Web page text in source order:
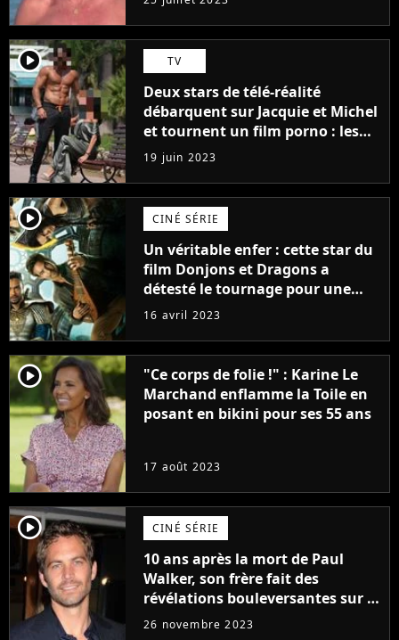
player2 TV
Deux stars de télé-réalité
débarquent sur Jacquie et Michel
et tournent un film porno : les
premières images du tournage
(exclu)
19 juin 2023
player2 CINÉ SÉRIE
Un véritable enfer : cette star du
film Donjons et Dragons a
détesté le tournage pour une
raison très spéciale
16 avril 2023
player2
"Ce corps de folie !" : Karine Le
Marchand enflamme la Toile en
posant en bikini pour ses 55 ans
17 août 2023
player2 CINÉ SÉRIE
10 ans après la mort de Paul
Walker, son frère fait des
révélations bouleversantes sur la
réaction des acteurs de Fast and
26 novembre 2023